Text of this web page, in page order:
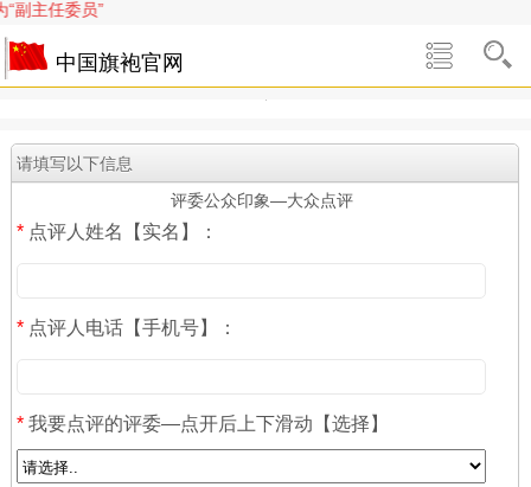
副主任委员”
中国旗袍官网
请填写以下信息
评委公众印象—大众点评
* 点评人姓名【实名】：
* 点评人电话【手机号】：
* 我要点评的评委—点开后上下滑动【选择】